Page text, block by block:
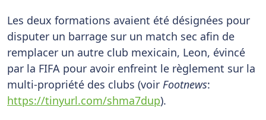
Les deux formations avaient été désignées pour
disputer un barrage sur un match sec afin de
remplacer un autre club mexicain, Leon, évincé
par la FIFA pour avoir enfreint le règlement sur la
multi-propriété des clubs (voir Footnews:
https://tinyurl.com/shma7dup).